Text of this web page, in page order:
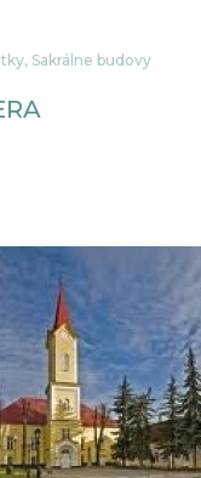
Sakrálne budovy